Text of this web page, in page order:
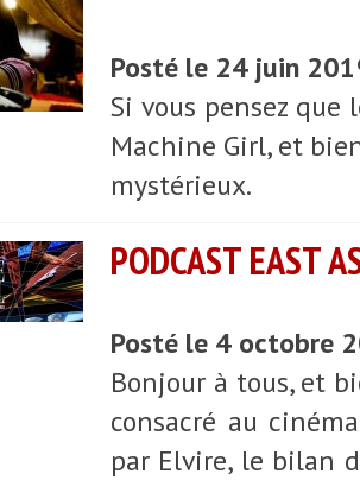
Posté le 24 juin
Si vous pensez
Machine Girl, et
mystérieux.
PODCAST EAST
Posté le 4 octobre
Bonjour à tous, et
consacré au
par Elvire, le bilan